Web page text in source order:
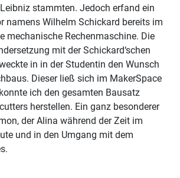
stammten. Jedoch erfand ein
namens Wilhelm Schickard bereits im
mechanische Rechenmaschine. Die
mit der Schickard‘schen
in in der Studentin den Wunsch
Dieser ließ sich im MakerSpace
ich den gesamten Bausatz
herstellen. Ein ganz besonderer
der Alina während der Zeit im
und in den Umgang mit dem